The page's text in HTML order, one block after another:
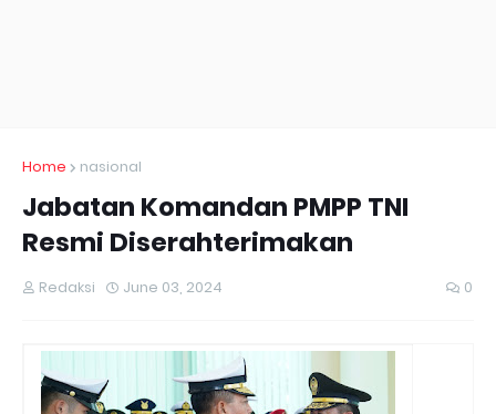
Home nasional
Jabatan Komandan PMPP TNI
Resmi Diserahterimakan
Redaksi June 03, 2024 0